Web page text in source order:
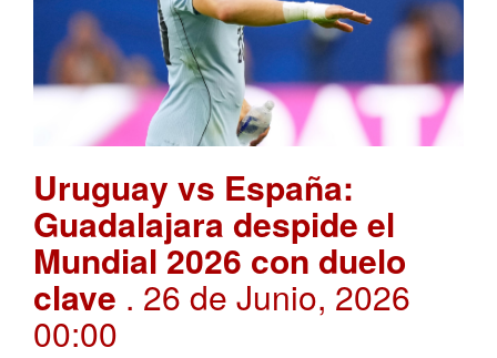
Uruguay vs España:
Guadalajara despide el
Mundial 2026 con duelo
clave . 26 de Junio, 2026
00:00